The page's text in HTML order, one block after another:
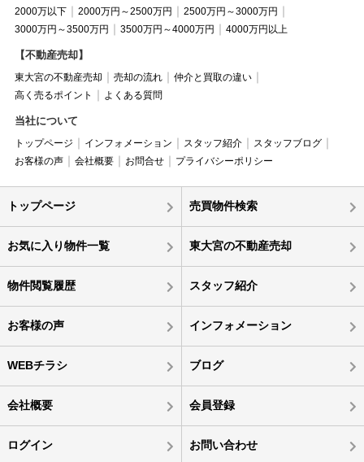
2000万以下 2000万円～2500万円
2500万円～3000万円
3000万円～3500万円
3500万円～4000万円 4000万円以上
【不動産売却】
東大宮の不動産売却 売却の流れ
仲介と買取の違い
高く売るポイント
よくある質問
当社について
トップページ インフォメーション スタッフ紹介
スタッフブログ
お客様の声
会社概要 お問合せ プライバシーポリシー
トップページ 売買物件検索
お気に入り物件一覧 東大宮の不動産売却
物件閲覧履歴 スタッフ紹介
お客様の声 インフォメーション
WEBチラシ ブログ
会社概要 会員登録
ログイン お問い合わせ